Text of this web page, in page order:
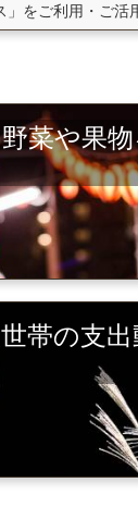
」をご利用・ご活
菜や果
帯の支出